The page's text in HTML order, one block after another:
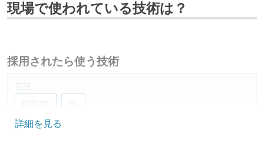
現場で使われている技術は？
採用されたら使う技術
言語
python
go
フレームワーク
詳細を見る